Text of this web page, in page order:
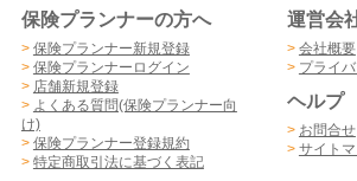
保険プランナーの方へ
> 保険プランナー新規登録
> 保険プランナーログイン
> 店舗新規登録
> よくある質問(保険プランナー向
け)
> 保険プランナー登録規約
> 特定商取引法に基づく表記
運営会
> 会社概要
> プライ
ヘルプ
> お問合せ
> サイト